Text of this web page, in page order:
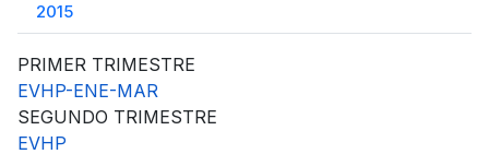
2015
PRIMER TRIMESTRE
EVHP-ENE-MAR
SEGUNDO TRIMESTRE
EVHP